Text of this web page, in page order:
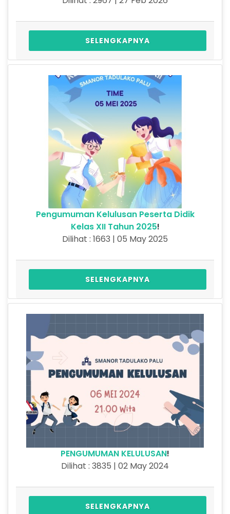
SELENGKAPNYA
Pengumuman Kelulusan Peserta Didik
Kelas XII Tahun 2025!
Dilihat : 1663 | 05 May 2025
SELENGKAPNYA
PENGUMUMAN KELULUSAN!
Dilihat : 3835 | 02 May 2024
SELENGKAPNYA